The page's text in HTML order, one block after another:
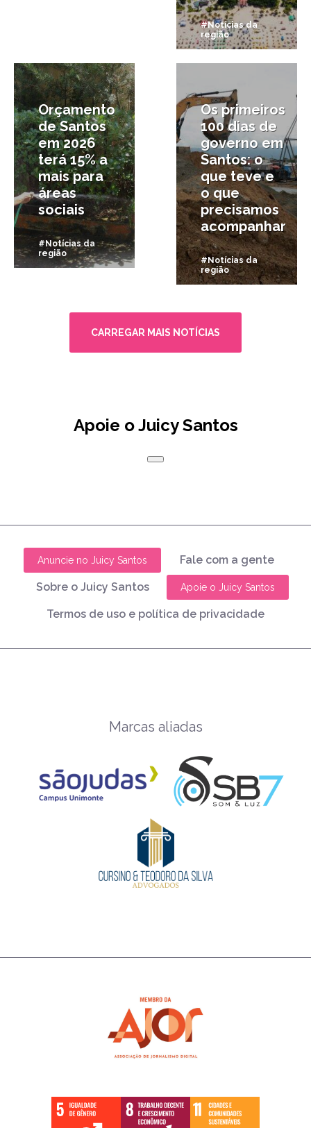
#Notícias da
região
Orçamento
de Santos
em 2026
terá 15% a
mais para
áreas
sociais
#Notícias da
região
12/04/2025
Os primeiros
100 dias de
governo em
Santos: o
que teve e
o que
precisamos
acompanhar
#Notícias da
região
CARREGAR MAIS NOTÍCIAS
Apoie o Juicy Santos
Anuncie no Juicy Santos Fale com a gente
Sobre o Juicy Santos Apoie o Juicy Santos
Termos de uso e política de privacidade
Marcas aliadas